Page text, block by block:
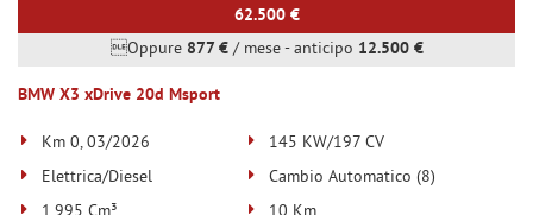
62.500 €
Oppure 877 €/ mese-anticipo 12.500 €
BMW X3 xDrive 20d Msport
Km 0, 03/2026
145 KW/197 CV
Elettrica/Diesel
Cambio Automatico (8)